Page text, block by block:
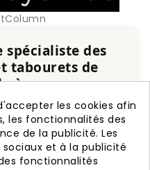
spécialiste des
tabourets de
à manger
et qualité
Fabrication nationale
les cookies afin
les fonctionnalités des
de la publicité. Les
sociaux et à la publicité
fonctionnalités